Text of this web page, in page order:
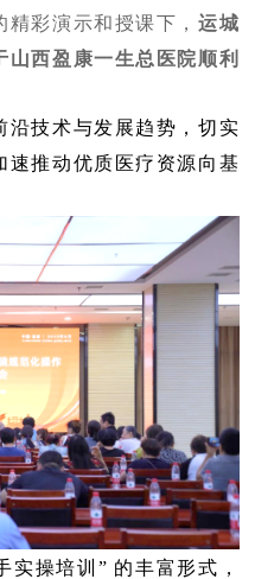
彩演示和授课下， 运城
西盈康一生总医院顺利
沿技术与发展趋势，切实
速推动优质医疗资源向基
实操培训” 的丰富形式，